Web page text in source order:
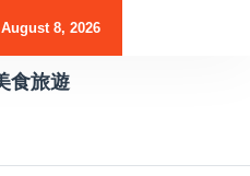
防護能力 台南水土保持服務團提
August 8, 2026
食旅遊